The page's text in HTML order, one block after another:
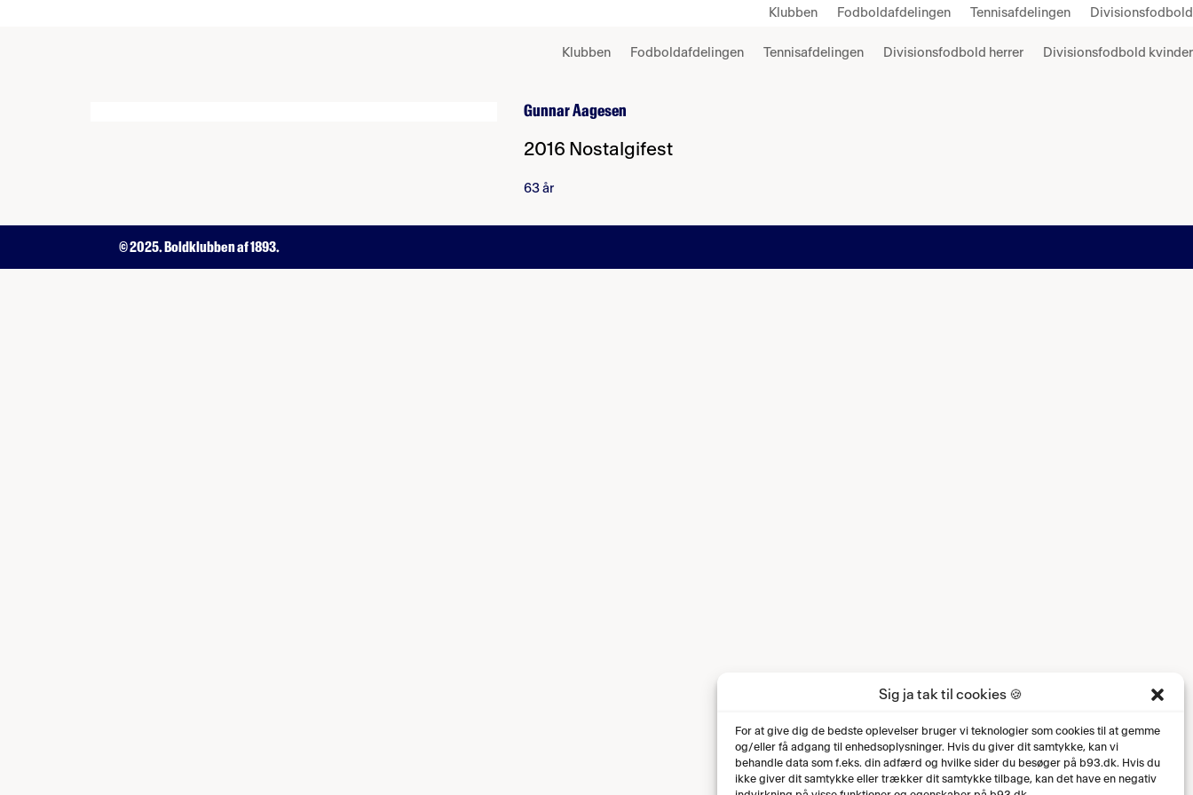
Sig ja tak til cookies 🍪
For at give dig de bedste oplevelser bruger vi teknologier som cookies til at gemme
og/eller få adgang til enhedsoplysninger. Hvis du giver dit samtykke, kan vi
behandle data som f.eks. din adfærd og hvilke sider du besøger på b93.dk. Hvis du
ikke giver dit samtykke eller trækker dit samtykke tilbage, kan det have en negativ
Klubben Fodboldafdelingen Tennisafdelingen Divisionsfodbold
Klubben Fodboldafdelingen Tennisafdelingen Divisionsfodbold herrer Divisionsfodbold kvinder
Gunnar Aagesen
2016 Nostalgifest
63 år
© 2025. Boldklubben af 1893.